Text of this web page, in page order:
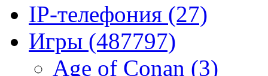
IP-телефония (27)
Игры (487797)
Age of Conan (3)